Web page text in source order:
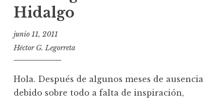
Hidalgo
junio 11, 2011
Héctor G. Legorreta
Hola. Después de algunos meses de ausencia
debido sobre todo a falta de inspiración,